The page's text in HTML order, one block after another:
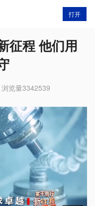
打开
征程 他们用
浏览量3342539